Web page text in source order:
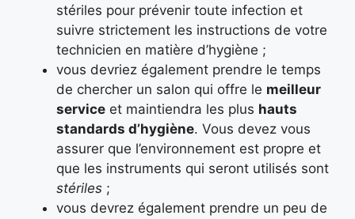
stériles pour prévenir toute infection et
suivre strictement les instructions de votre
technicien en matière d’hygiène ;
vous devriez également prendre le temps
de chercher un salon qui offre le meilleur
service et maintiendra les plus hauts
standards d’hygiène. Vous devez vous
assurer que l’environnement est propre et
que les instruments qui seront utilisés sont
stériles ;
vous devrez également prendre un peu de